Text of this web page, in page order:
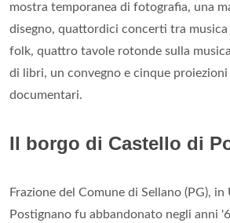
mostra temporanea di fotografia, una
disegno, quattordici concerti tra musica
folk, quattro tavole rotonde sulla
di libri, un convegno e cinque
documentari.
Il borgo di Castello di
Frazione del Comune di Sellano (PG),
Postignano fu abbandonato negli anni